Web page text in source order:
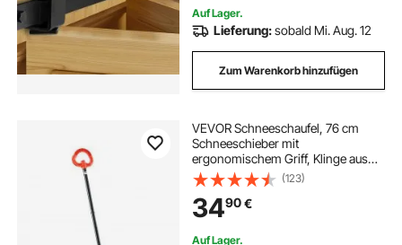
Auf Lager.
Lieferung:sobald Mi. Aug. 12
Zum Warenkorb hinzufügen
VEVOR Schneeschaufel, 76 cm
Schneeschieber mit
ergonomischem Griff, Klinge aus
HDPE-Kunststoff, Schneeräumer,
Schneepflug, tragbares
Schneeräumwerkzeug für die
Einfahrt im Garten
(123)
3490€
Auf Lager.